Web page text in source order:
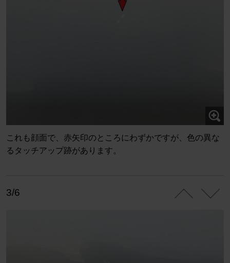
これも顔面で、赤矢印のところにわずかですが、色の異な
るタッチアップ跡があります。
3/6